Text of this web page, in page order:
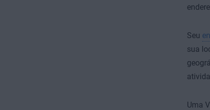
Seu
sua
Uma